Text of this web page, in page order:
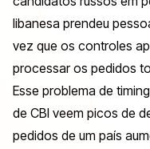
libanesa prendeu
vez que os controles
processar os pedidos
Esse problema de
de CBI veem picos de
pedidos de um país